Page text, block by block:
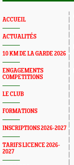
ACCUEIL
ACTUALITÉS
10 KM DE LA GARDE 2026
ENGAGEMENTS
COMPETITIONS
LE CLUB
FORMATIONS
INSCRIPTIONS 2026-2027
TARIFS LICENCE 2026-
2027